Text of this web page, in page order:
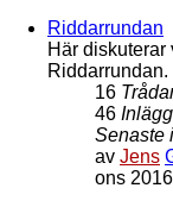
Riddarrundan
Här diskuterar
Riddarrundan.
16
46 Inlägg
Senaste
av Jens
ons